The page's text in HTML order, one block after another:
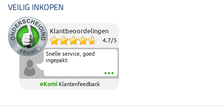
VEILIG INKOPEN
Klantbeoordelingen
4.7/5
Snelle service, goed
ingepakt.
eKomi Klantenfeedback